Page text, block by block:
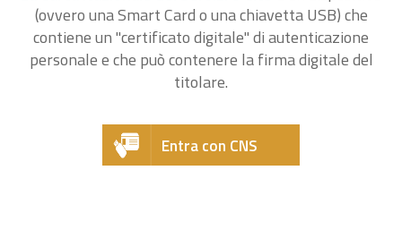
(ovvero una Smart Card o una chiavetta USB) che
contiene un "certificato digitale" di autenticazione
personale e che può contenere la firma digitale del
titolare.
Entra con CNS